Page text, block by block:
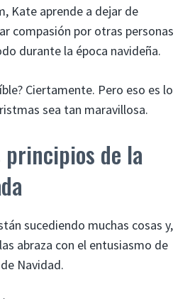
Kate aprende a dejar de
compasión por otras personas
durante la época navideña.
Ciertamente. Pero eso es lo
sea tan maravillosa.
de la
sucediendo muchas cosas y,
abraza con el entusiasmo de
Navidad.